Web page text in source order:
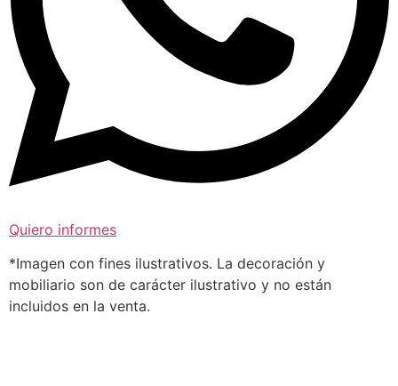
Quiero informes
*Imagen con fines ilustrativos. La decoración y
mobiliario son de carácter ilustrativo y no están
incluidos en la venta.